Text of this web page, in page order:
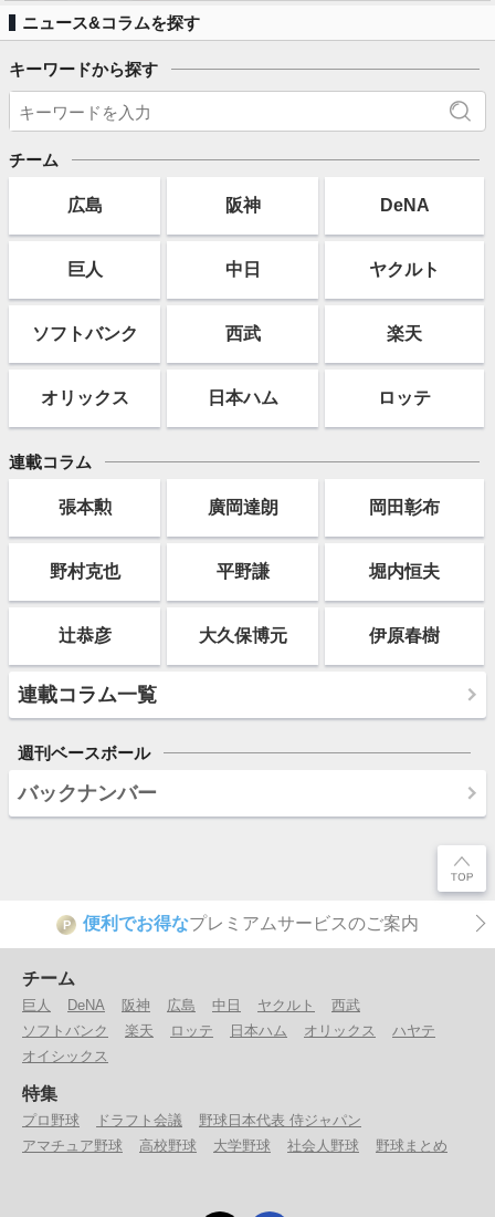
ニュース&コラムを探す
キーワードから探す
チーム
広島 阪神 DeNA
巨人 中日 ヤクルト
ソフトバンク 西武 楽天
オリックス 日本ハム ロッテ
連載コラム
張本勲 廣岡達朗 岡田彰布
野村克也 平野謙 堀内恒夫
辻恭彦 大久保博元 伊原春樹
連載コラム一覧
週刊ベースボール
バックナンバー
P 便利でお得なプレミアムサービスのご案内
チーム
巨人 DeNA 阪神 広島 中日 ヤクルト
西武
ソフトバンク
楽天 ロッテ 日本ハム オリックス
ハヤテ
オイシックス
特集
プロ野球 ドラフト会議
野球日本代表 侍ジャパン
アマチュア野球
高校野球 大学野球 社会人野球 野球まとめ